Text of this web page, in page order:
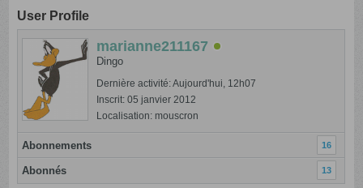
User Profile
marianne211167
Dingo
Dernière activité: Aujourd'hui, 12h07
Inscrit: 05 janvier 2012
Localisation: mouscron
Abonnements 16
Abonnés 13